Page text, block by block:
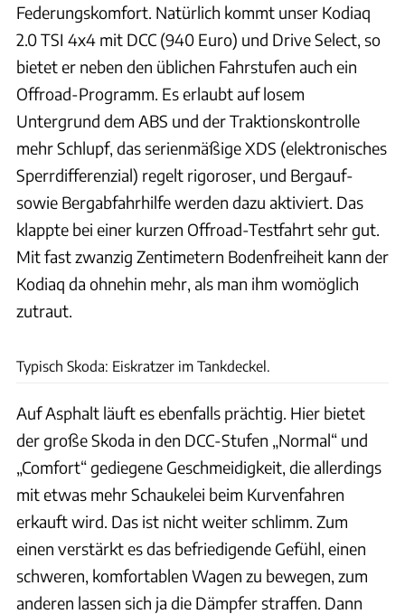
Federungskomfort. Natürlich kommt unser Kodiaq
2.0 TSI 4x4 mit DCC (940 Euro) und Drive Select, so
bietet er neben den üblichen Fahrstufen auch ein
Offroad-Programm. Es erlaubt auf losem
Untergrund dem ABS und der Traktionskontrolle
mehr Schlupf, das serienmäßige XDS (elektronisches
Sperrdifferenzial) regelt rigoroser, und Bergauf-
sowie Bergabfahrhilfe werden dazu aktiviert. Das
klappte bei einer kurzen Offroad-Testfahrt sehr gut.
Mit fast zwanzig Zentimetern Bodenfreiheit kann der
Kodiaq da ohnehin mehr, als man ihm womöglich
zutraut.
Typisch Skoda: Eiskratzer im Tankdeckel.
Auf Asphalt läuft es ebenfalls prächtig. Hier bietet
der große Skoda in den DCC-Stufen „Normal“ und
„Comfort“ gediegene Geschmeidigkeit, die allerdings
mit etwas mehr Schaukelei beim Kurvenfahren
erkauft wird. Das ist nicht weiter schlimm. Zum
einen verstärkt es das befriedigende Gefühl, einen
schweren, komfortablen Wagen zu bewegen, zum
anderen lassen sich ja die Dämpfer straffen. Dann